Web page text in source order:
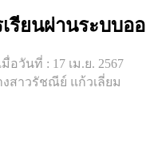
รียนผ่านระบบอ
มื่อวันที่ : 17 เม.ย. 2567
งสาวรัชณีย์ แก้วเลี่ยม